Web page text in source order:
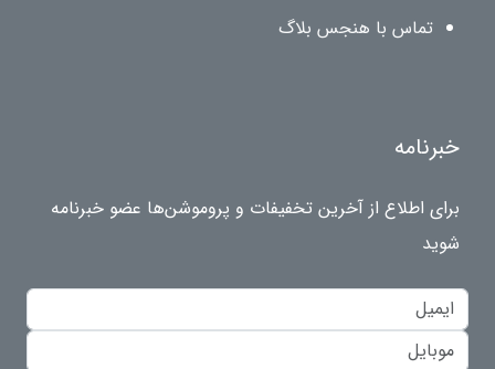
تماس با هنجس بلاگ
خبرنامه
برای اطلاع از آخرین تخفیفات و پروموشن‌ها عضو خبرنامه
شوید